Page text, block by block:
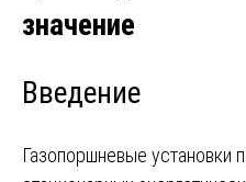
значение
Введение
Газопоршневые установки